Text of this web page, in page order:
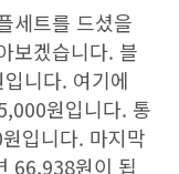
세트를 드셨을
보겠습니다. 블
니다. 여기에
원입니다. 통
입니다. 마지막
66,938원이 됩